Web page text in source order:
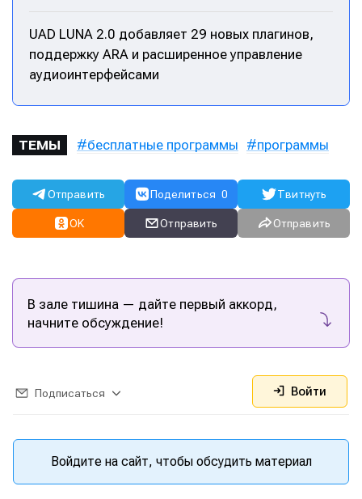
Исполнение
Инструменты
Исполнение
Инструменты
UAD LUNA 2.0 добавляет 29 новых плагинов,
поддержку ARA и расширенное управление
аудиоинтерфейсами
ТЕМЫ бесплатные программы программы
Отправить Поделиться 0 Твитнуть
OK Отправить Отправить
В зале тишина — дайте первый аккорд,
начните обсуждение!
Подписаться Войти
Войдите на сайт, чтобы обсудить материал